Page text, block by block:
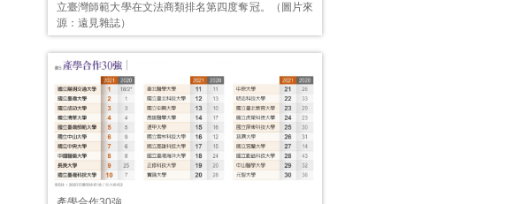
立臺灣師範大學在文法商類排名第四度奪冠。（圖片來
源：遠見雜誌）